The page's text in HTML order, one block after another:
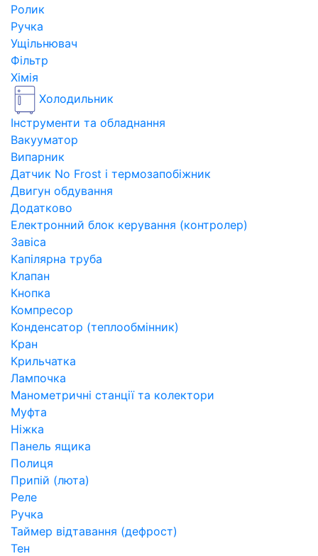
Ролик
Ручка
Ущільнювач
Фільтр
Хімія
Холодильник
Інструменти та обладнання
Вакууматор
Випарник
Датчик No Frost і термозапобіжник
Двигун обдування
Додатково
Електронний блок керування (контролер)
Завіса
Капілярна труба
Клапан
Кнопка
Компресор
Конденсатор (теплообмінник)
Кран
Крильчатка
Лампочка
Манометричні станції та колектори
Муфта
Ніжка
Панель ящика
Полиця
Припій (люта)
Реле
Ручка
Таймер відтавання (дефрост)
Тен